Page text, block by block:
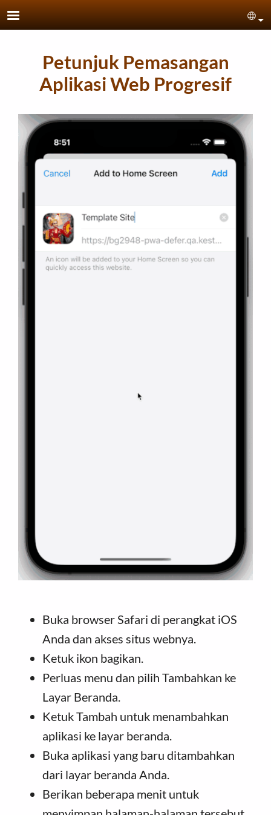
Skip to main content
Petunjuk Pemasangan
Aplikasi Web Progresif
Buka browser Safari di perangkat iOS
Anda dan akses situs webnya.
Ketuk ikon bagikan.
Perluas menu dan pilih Tambahkan ke
Layar Beranda.
Ketuk Tambah untuk menambahkan
aplikasi ke layar beranda.
Buka aplikasi yang baru ditambahkan
dari layar beranda Anda.
Berikan beberapa menit untuk